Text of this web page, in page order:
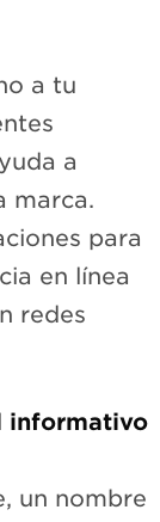
a tu
a
marca.
para
en línea
redes
informativo
un nombre